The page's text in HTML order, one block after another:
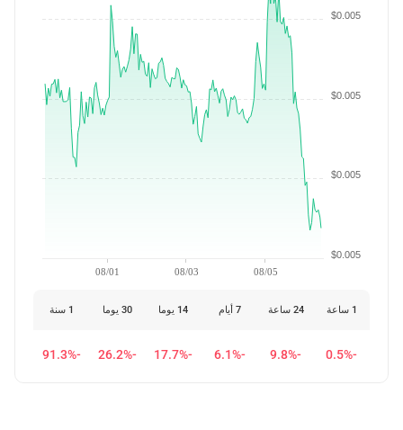
08/01 08/03 08/05
$0.005
$0.005
$0.005
$0.005
1 ساعة 24 ساعة 7 أيام 14 يوما 30 يوما 1 سنة
-0.5%
-9.8%
-6.1%
-17.7%
-26.2%
-91.3%